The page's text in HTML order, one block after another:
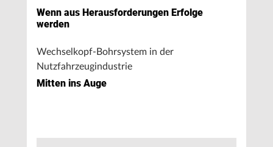
Wenn aus Herausforderungen Erfolge
werden
Wechselkopf-Bohrsystem in der
Nutzfahrzeugindustrie
Mitten ins Auge